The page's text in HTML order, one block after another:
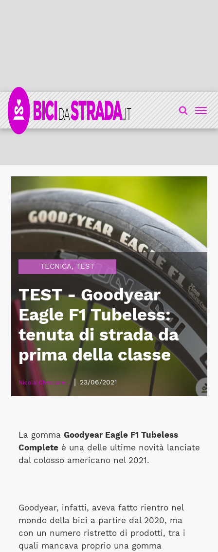
TECNICA, TEST
TEST - Goodyear
Eagle F1 Tubeless:
tenuta di strada da
prima della classe
Nicola Checcarelli | 23/06/2021
La gomma Goodyear Eagle F1 Tubeless
Completeè una delle ultime novità lanciate
dal colosso americano nel 2021.
Goodyear, infatti, aveva fatto rientro nel
mondo della bici a partire dal 2020, ma
con un numero ristretto di prodotti, tra i
quali mancava proprio una gomma